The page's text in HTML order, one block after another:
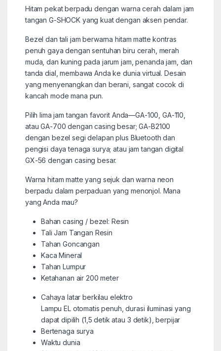
Hitam pekat berpadu dengan warna cerah dalam jam
tangan G-SHOCK yang kuat dengan aksen pendar.
Bezel dan tali jam berwarna hitam matte kontras
penuh gaya dengan sentuhan biru cerah, merah
muda, dan kuning pada jarum jam, penanda jam, dan
tanda dial, membawa Anda ke dunia virtual. Desain
yang menyenangkan dan berani, sangat cocok di
kancah mode mana pun.
Pilih lima jam tangan favorit Anda—GA-100, GA-110,
atau GA-700 dengan casing besar; GA-B2100
dengan bezel segi delapan plus Bluetooth dan
pengisi daya tenaga surya; atau jam tangan digital
GX-56 dengan casing besar.
Warna hitam matte yang sejuk dan warna neon
berpadu dalam perpaduan yang menonjol. Mana
yang Anda mau?
Bahan casing / bezel: Resin
Tali Jam Tangan Resin
Tahan Goncangan
Kaca Mineral
Tahan Lumpur
Ketahanan air 200 meter
Cahaya latar berkilau elektro
Lampu EL otomatis penuh, durasi iluminasi yang
dapat dipilih (1,5 detik atau 3 detik), berpijar
Bertenaga surya
Waktu dunia